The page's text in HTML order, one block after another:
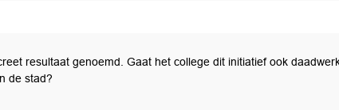
resultaat genoemd. Gaat het college dit initiatief ook
de stad?